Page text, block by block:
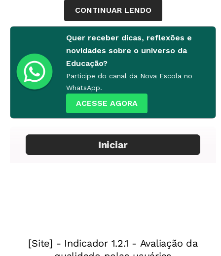
aquilo', inadequados a uma fase que deve
privilegiar a exploração do mundo.
trabalhos que focam muito o cuidar,
mas desenvolvem pouco a
aprendizagem dos pequenos.
CONTINUAR LENDO
Quer receber dicas, reflexões e
novidades sobre o universo da
Educação?
Participe do canal da Nova Escola no
WhatsApp.
ACESSE AGORA